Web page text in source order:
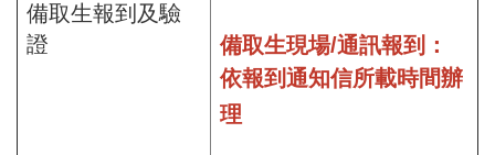
備取生報到及驗
證
備取生現場/通訊報到：
依報到通知信所載時間辦
理